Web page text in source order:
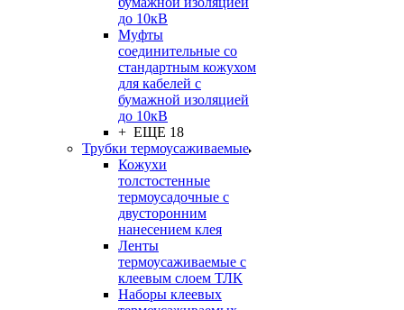
до 10кВ
Муфты
соединительные со
стандартным кожухом
для кабелей с
бумажной изоляцией
до 10кВ
+ ЕЩЕ 18
Трубки термоусаживаемые
Кожухи
толстостенные
термоусадочные с
двусторонним
нанесением клея
Ленты
термоусаживаемые с
клеевым слоем ТЛК
Наборы клеевых